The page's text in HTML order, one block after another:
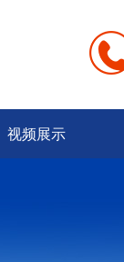
视频展示